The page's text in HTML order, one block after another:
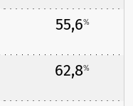
55,6%
62,8%